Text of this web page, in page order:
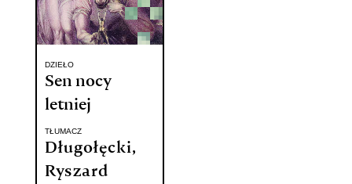
DZIEŁO
Sen nocy
letniej
TŁUMACZ
Długołęcki,
Ryszard